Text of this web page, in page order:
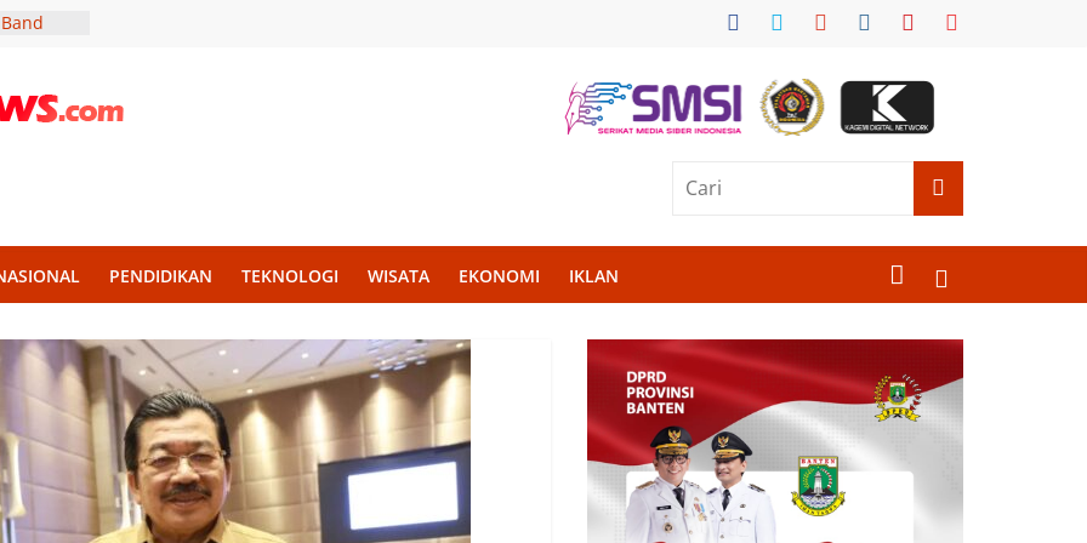
Kids
untuk
2027
PENDIDIKAN TEKNOLOGI WISATA EKONOMI IKLAN